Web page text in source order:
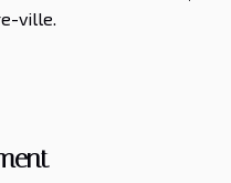
ville.